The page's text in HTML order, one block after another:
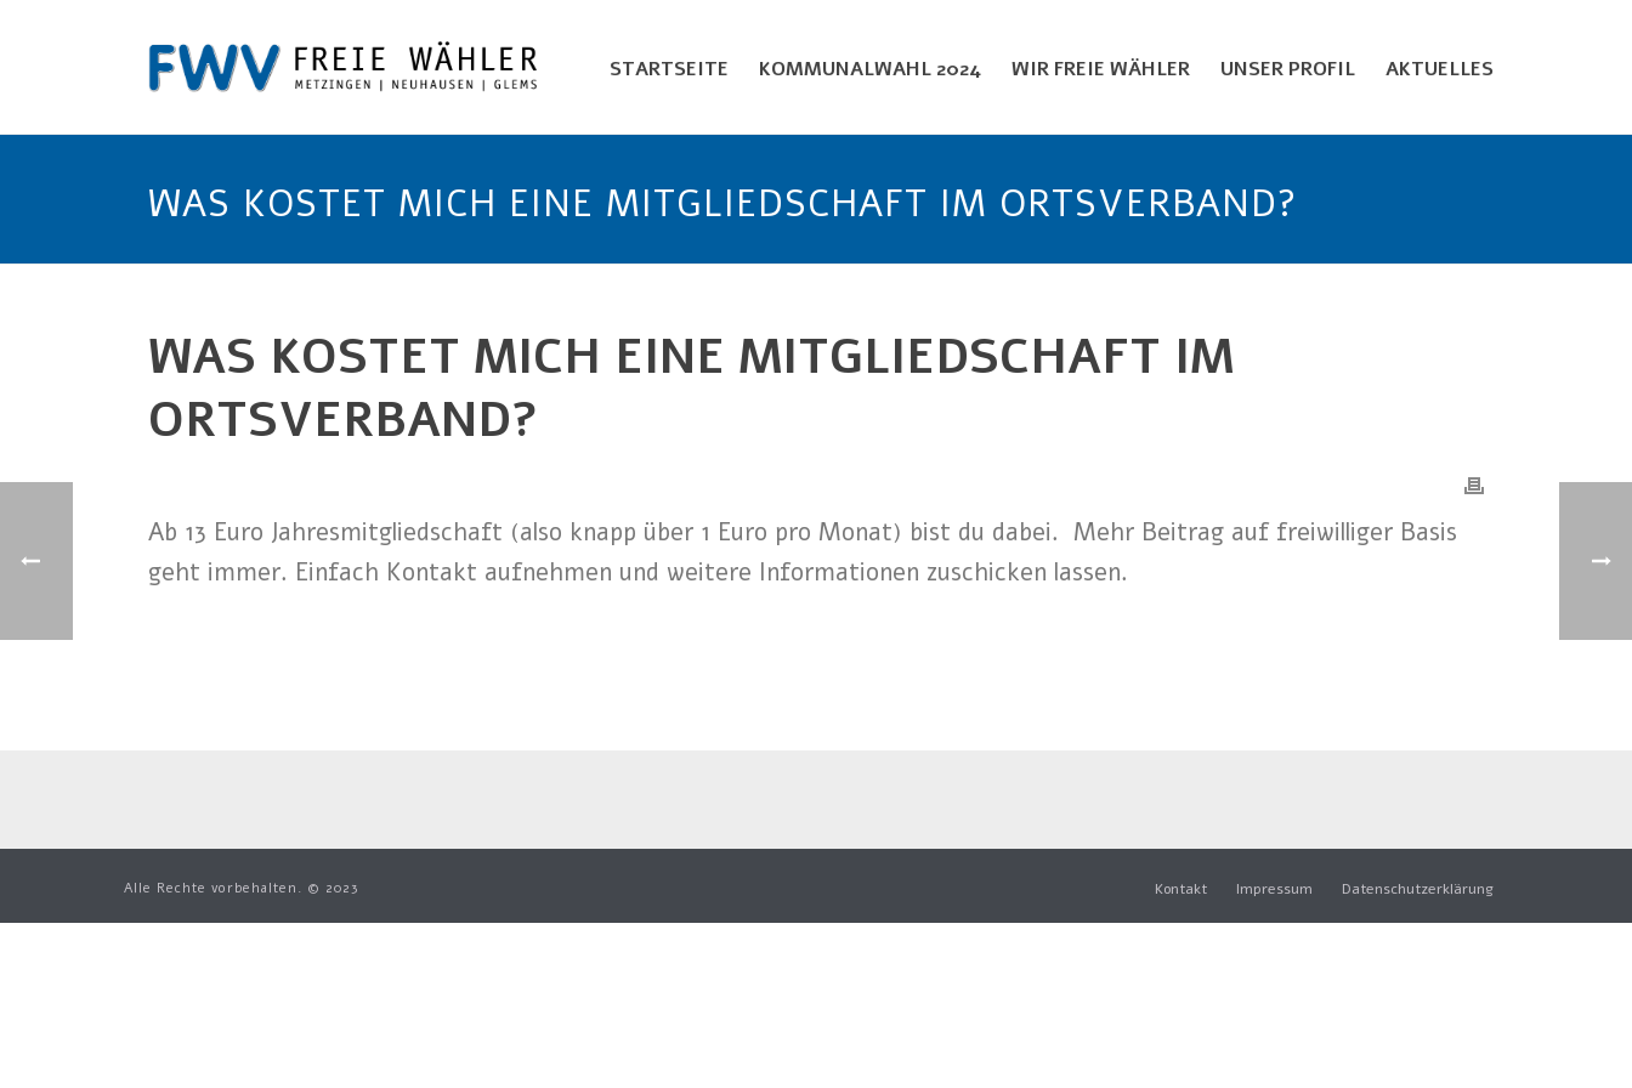
STARTSEITE KOMMUNALWAHL 2024 WIR FREIE WÄHLER UNSER PROFIL AKTUELLES
WAS KOSTET MICH EINE MITGLIEDSCHAFT IM ORTSVERBAND?
WAS KOSTET MICH EINE MITGLIEDSCHAFT IM
ORTSVERBAND?
Ab 13 Euro Jahresmitgliedschaft (also knapp über 1 Euro pro Monat) bist du dabei. Mehr Beitrag auf freiwilliger Basis
geht immer. Einfach Kontakt aufnehmen und weitere Informationen zuschicken lassen.
Alle Rechte vorbehalten. © 2023 Kontakt Impressum Datenschutzerklärung